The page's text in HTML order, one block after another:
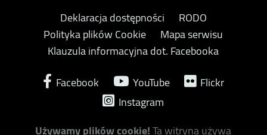
Deklaracja dostępności
RODO
Polityka plików Cookie
Mapa serwisu
Klauzula informacyjna dot. Facebooka
Facebook
YouTube
Flickr
Instagram
Używamy plików cookie!Ta witryna używa